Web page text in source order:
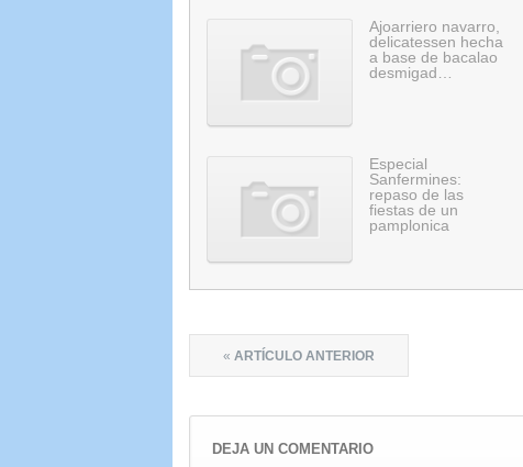
Ajoarriero navarro,
delicatessen hecha
a base de bacalao
desmigad…
Especial
Sanfermines:
repaso de las
fiestas de un
pamplonica
« ARTÍCULO ANTERIOR
DEJA UN COMENTARIO